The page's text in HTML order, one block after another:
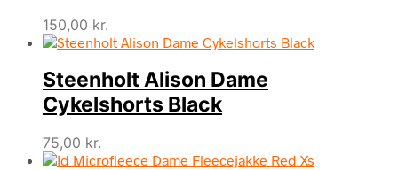
150,00 kr.
Steenholt Alison Dame
Cykelshorts Black
75,00 kr.